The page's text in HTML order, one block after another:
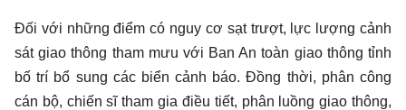
Đối với những điểm có nguy cơ sạt trượt, lực lượng cảnh
sát giao thông tham mưu với Ban An toàn giao thông tỉnh
bố trí bổ sung các biển cảnh báo. Đồng thời, phân công
cán bộ, chiến sĩ tham gia điều tiết, phân luồng giao thông,